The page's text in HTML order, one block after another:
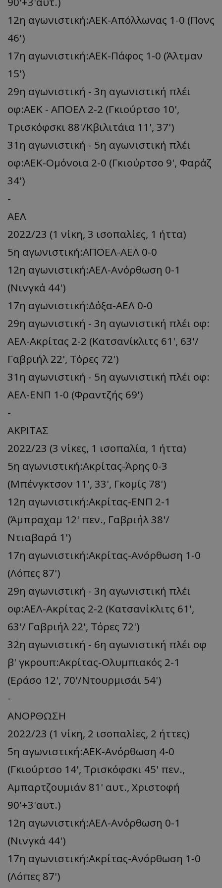
12η αγωνιστική:ΑΕΚ-Απόλλωνας 1-0 (Πονς
46')
17η αγωνιστική:ΑΕΚ-Πάφος 1-0 (Άλτμαν
15')
29η αγωνιστική - 3η αγωνιστική πλέι
οφ:ΑΕΚ - ΑΠΟΕΛ 2-2 (Γκιούρτσο 10',
Τρισκόφσκι 88'/Κβιλιτάια 11', 37')
31η αγωνιστική - 5η αγωνιστική πλέι
οφ:ΑΕΚ-Ομόνοια 2-0 (Γκιούρτσο 9', Φαράζ
34')
-
ΑΕΛ
2022/23 (1 νίκη, 3 ισοπαλίες, 1 ήττα)
5η αγωνιστική:ΑΠΟΕΛ-ΑΕΛ 0-0
12η αγωνιστική:ΑΕΛ-Ανόρθωση 0-1
(Νινγκά 44')
17η αγωνιστική:Δόξα-ΑΕΛ 0-0
29η αγωνιστική - 3η αγωνιστική πλέι οφ:
ΑΕΛ-Ακρίτας 2-2 (Κατσανίκλιτς 61', 63'/
Γαβριήλ 22', Τόρες 72')
31η αγωνιστική - 5η αγωνιστική πλέι οφ:
ΑΕΛ-ΕΝΠ 1-0 (Φραντζής 69')
-
ΑΚΡΙΤΑΣ
2022/23 (3 νίκες, 1 ισοπαλία, 1 ήττα)
5η αγωνιστική:Ακρίτας-Άρης 0-3
(Μπένγκτσον 11', 33', Γκομίς 78')
12η αγωνιστική:Ακρίτας-ΕΝΠ 2-1
(Άμπραχαμ 12' πεν., Γαβριήλ 38'/
Ντιαβαρά 1')
17η αγωνιστική:Ακρίτας-Ανόρθωση 1-0
(Λόπες 87')
29η αγωνιστική - 3η αγωνιστική πλέι
οφ:ΑΕΛ-Ακρίτας 2-2 (Κατσανίκλιτς 61',
63'/ Γαβριήλ 22', Τόρες 72')
32η αγωνιστική - 6η αγωνιστική πλέι οφ
β' γκρουπ:Ακρίτας-Ολυμπιακός 2-1
(Εράσο 12', 70'/Ντουρμισάι 54')
-
ΑΝΟΡΘΩΣΗ
2022/23 (1 νίκη, 2 ισοπαλίες, 2 ήττες)
5η αγωνιστική:ΑΕΚ-Ανόρθωση 4-0
(Γκιούρτσο 14', Τρισκόφσκι 45' πεν.,
Αμπαρτζουμιάν 81' αυτ., Χριστοφή
90'+3'αυτ.)
12η αγωνιστική:ΑΕΛ-Ανόρθωση 0-1
(Νινγκά 44')
17η αγωνιστική:Ακρίτας-Ανόρθωση 1-0
(Λόπες 87')